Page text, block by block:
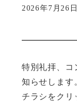
2026年7月26日
特別礼拝、コ
知らせします
チラシをクリ